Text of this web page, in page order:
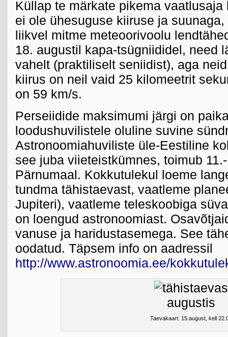
Küllap te märkate pikema
ei ole ühesuguse kiiruse ja
liikvel mitme meteoorivoolu
18. augustil kapa-tsügniididel, need
vahelt (praktiliselt seniidist), aga
kiirus on neil vaid 25 kilomeetrit
on 59 km/s.
Perseiidide maksimumi järgi on
loodushuvilistele oluline suvine
Astronoomiahuviliste üle-Eestiline
see juba viieteistkümnes, toimub
Pärnumaal. Kokkutulekul loeme
tundma tähistaevast, vaatleme
Jupiteri), vaatleme teleskoobiga
on loengud astronoomiast.
vanuse ja haridustasemega. See
oodatud. Täpsem info on aadressil
http://www.astronoomia.ee/
Taevakaart: 15.august, kell